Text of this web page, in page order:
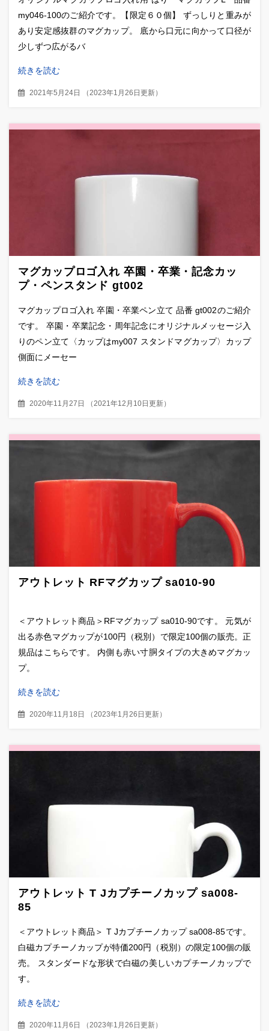
my046-100のご紹介です。【限定６０個】 ずっしりと重みが
あり安定感抜群のマグカップ。 底から口元に向かって口径が
少しずつ広がるバ
続きを読む
2021年5月24日 （ 2023年1月26日更新）
マグカップロゴ入れ 卒園・卒業・記念カッ
プ・ペンスタンド gt002
マグカップロゴ入れ 卒園・卒業ペン立て 品番 gt002のご紹介
です。 卒園・卒業記念・周年記念にオリジナルメッセージ入
りのペン立て〈カップはmy007 スタンドマグカップ〉カップ
側面にメーセー
続きを読む
2020年11月27日 （ 2021年12月10日更新）
アウトレット RFマグカップ sa010-90
＜アウトレット商品＞RFマグカップ sa010-90です。 元気が
出る赤色マグカップが100円（税別）で限定100個の販売。正
規品はこちらです。 内側も赤い寸胴タイプの大きめマグカッ
プ。
続きを読む
2020年11月18日 （2023年1月26日更新）
アウトレット T Jカプチーノカップ sa008-
85
＜アウトレット商品＞ T Jカプチーノカップ sa008-85です。
白磁カプチーノカップが特価200円（税別）の限定100個の販
売。 スタンダードな形状で白磁の美しいカプチーノカップで
す。
続きを読む
2020年11月6日 （2023年1月26日更新）